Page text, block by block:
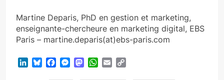
Martine Deparis, PhD en gestion et marketing,
enseignante-chercheure en marketing digital, EBS
Paris – martine.deparis(at)ebs-paris.com
LinkedInBlueskyFacebook
Messenger
Mastodon
WhatsApp
Email